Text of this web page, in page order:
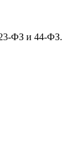
ФЗ и 44-ФЗ.